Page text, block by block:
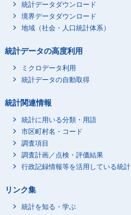
統計データダウンロード
境界データダウンロード
地域（社会・人口統計体系）
統計データの高度利用
ミクロデータ利用
統計データの自動取得
統計関連情報
統計に用いる分類・用語
市区町村名・コード
調査項目
調査計画／点検・評価結果
行政記録情報等を活用している統計
リンク集
統計を知る・学ぶ